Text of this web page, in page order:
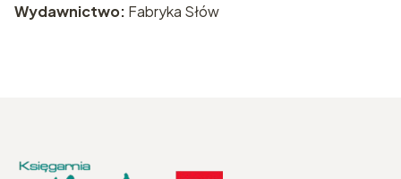
Wydawnictwo: Fabryka Słów